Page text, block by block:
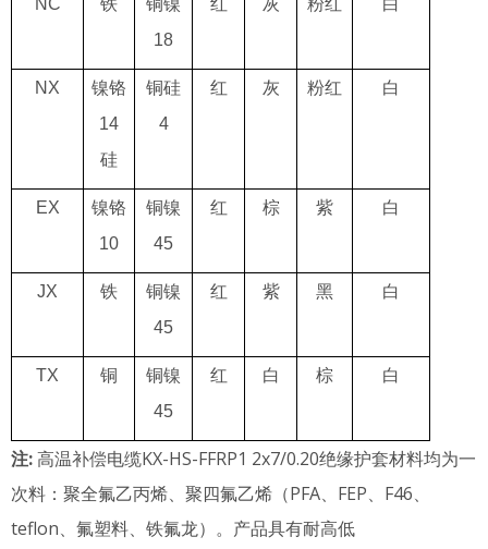
18
NX
镍铬
14
硅
铜硅
4
红 灰 粉红 白
EX
镍铬
10
铜镍
45
红 棕 紫 白
JX 铁
铜镍
45
红 紫 黑 白
TX 铜
铜镍
45
红 白 棕 白
注:高温补偿电缆KX-HS-FFRP1 2x7/0.20绝缘护套材料均为一
次料：聚全氟乙丙烯、聚四氟乙烯（PFA、FEP、F46、
teflon、氟塑料、铁氟龙）。产品具有耐高低